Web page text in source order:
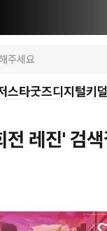
스타굿즈디지털키
전 레진' 검